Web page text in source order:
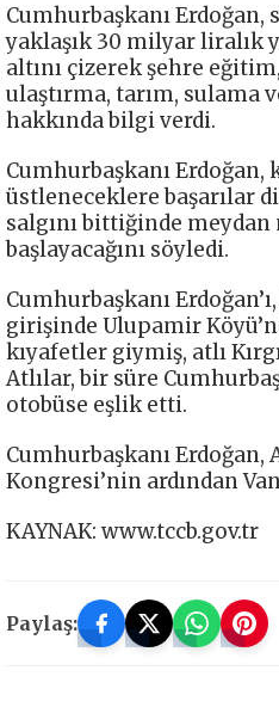
Cumhurbaşkanı Erdoğan,
yaklaşık 30 milyar liralık
altını çizerek şehre
ulaştırma, tarım, sulama
hakkında bilgi verdi.
Cumhurbaşkanı Erdoğan,
üstleneceklere başarılar
salgını bittiğinde
başlayacağını söyledi.
Cumhurbaşkanı
girişinde Ulupamir
kıyafetler giymiş, atlı
Atlılar, bir süre
otobüse eşlik etti.
Cumhurbaşkanı Erdoğan,
Kongresi’nin ardından
KAYNAK: www.tccb.gov.tr
Paylaş: